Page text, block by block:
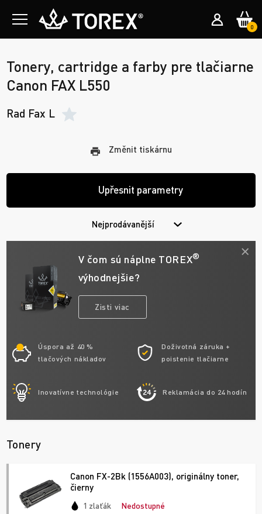
0
Tonery, cartridge a farby pre tlačiarne
Canon FAX L550
Rad Fax L
Změnit tiskárnu
Upřesnit parametry
Nejprodávanější
V čom sú náplne TOREX®
výhodnejšie?
Zisti viac
Úspora až 40 %
tlačových nákladov
Doživotná záruka +
poistenie tlačiarne
Inovatívne technológie Reklamácia do 24 hodín
Tonery
Canon FX-2Bk (1556A003), originálny toner,
čierny
1 zlaťák Nedostupné